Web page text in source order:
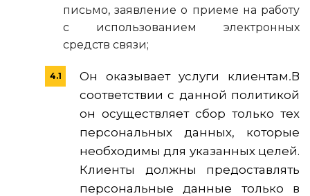
письмо, заявление о приеме на работу
с использованием электронных
средств связи;
Он оказывает услуги клиентам.В
соответствии с данной политикой
он осуществляет сбор только тех
персональных данных, которые
необходимы для указанных целей.
Клиенты должны предоставлять
персональные данные только в